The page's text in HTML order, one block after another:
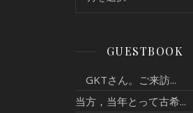
GUESTBOOK
GKTさん。ご来訪...
当方，当年とって古希...